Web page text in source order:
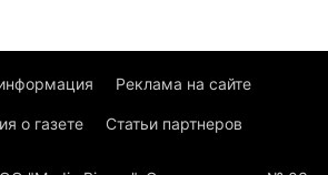
Реклама на сайте
о газете Статьи партнеров